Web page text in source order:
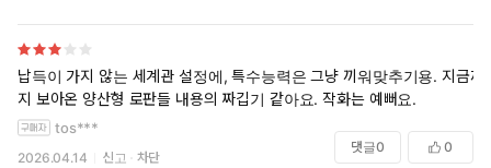
납득이 가지 않는 세계관 설정에, 특수능력은 그냥 끼워맞추기용. 지금까
지 보아온 양산형 로판들 내용의 짜깁기 같아요. 작화는 예뻐요.
tos***
2026.04.14 신고 차단
댓글0 0